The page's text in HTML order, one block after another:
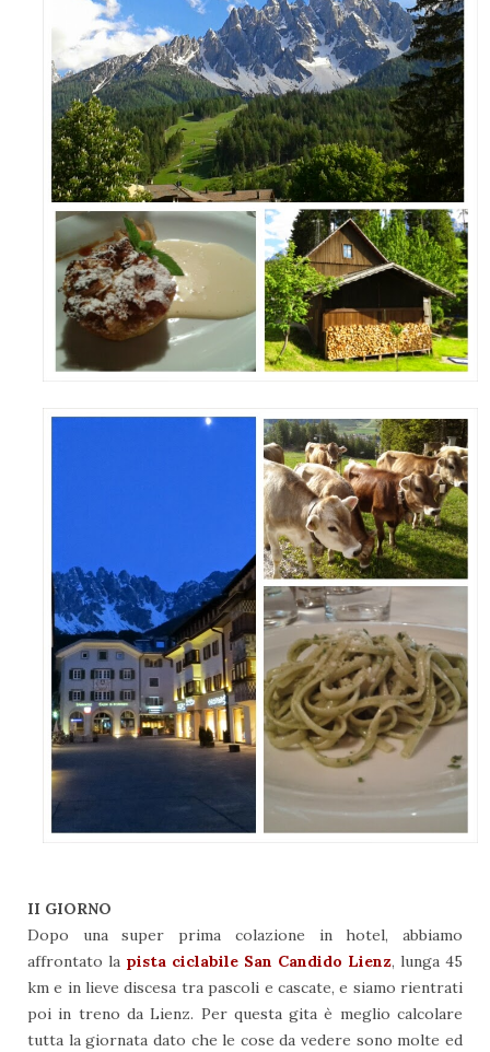
II GIORNO
Dopo una super prima colazione in hotel, abbiamo
affrontato la pista ciclabile San Candido Lienz, lunga 45
km e in lieve discesa tra pascoli e cascate, e siamo rientrati
poi in treno da Lienz. Per questa gita è meglio calcolare
tutta la giornata dato che le cose da vedere sono molte ed